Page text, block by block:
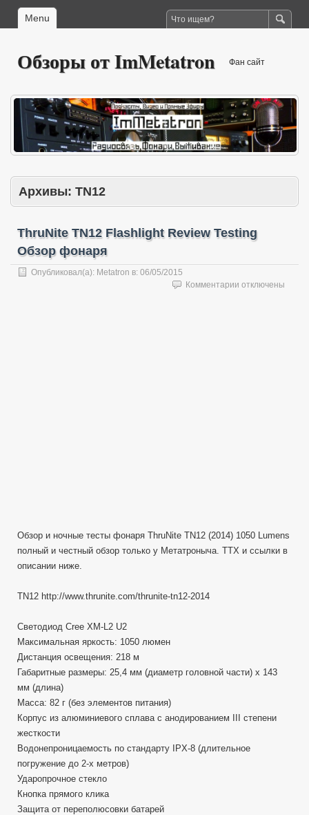
Menu
Обзоры от ImMetatron Фан сайт
Архивы: TN12
ThruNite TN12 Flashlight Review Testing
Обзор фонаря
Опубликовал(а): Metatron в: 06/05/2015
Комментарии котключены
Обзор и ночные тесты фонаря ThruNite TN12 (2014) 1050 Lumens
полный и честный обзор только у Метатроныча. ТТХ и ссылки в
описании ниже.
TN12 http://www.thrunite.com/thrunite-tn12-2014
Светодиод Cree XM-L2 U2
Максимальная яркость: 1050 люмен
Дистанция освещения: 218 м
Габаритные размеры: 25,4 мм (диаметр головной части) x 143
мм (длина)
Масса: 82 г (без элементов питания)
Корпус из алюминиевого сплава с анодированием III степени
жесткости
Водонепроницаемость по стандарту IPX-8 (длительное
погружение до 2-х метров)
Ударопрочное стекло
Кнопка прямого клика
Защита от переполюсовки батарей